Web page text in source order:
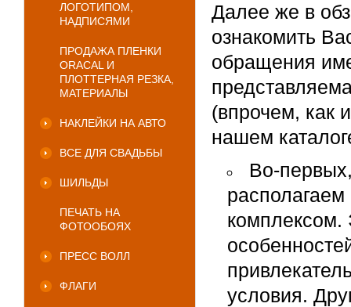
ЛОГОТИПОМ,
НАДПИСЯМИ
ПРОДАЖА ПЛЕНКИ
ORACAL И
ПЛОТТЕРНАЯ РЕЗКА,
МАТЕРИАЛЫ
НАКЛЕЙКИ НА АВТО
ВСЕ ДЛЯ СВАДЬБЫ
ШИЛЬДЫ
ПЕЧАТЬ НА
ФОТООБОЯХ
ПРЕСС ВОЛЛ
ФЛАГИ
Далее же в
ознакомить
обращения
(впрочем, как
нашем
Во-
условия.